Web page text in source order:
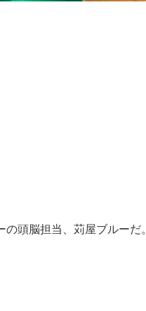
頭脳担当、苅屋ブルーだ。